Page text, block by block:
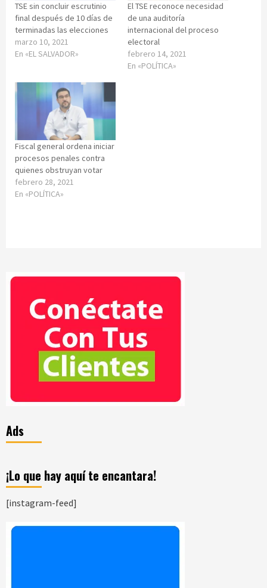
TSE sin concluir escrutinio
final después de 10 días de
terminadas las elecciones
marzo 10, 2021
En «EL SALVADOR»
El TSE reconoce necesidad
de una auditoría
internacional del proceso
electoral
febrero 14, 2021
En «POLÍTICA»
Fiscal general ordena iniciar
procesos penales contra
quienes obstruyan votar
febrero 28, 2021
En «POLÍTICA»
Ads
¡Lo que hay aquí te encantara!
[instagram-feed]